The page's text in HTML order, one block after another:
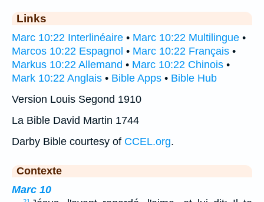
Links
Marc 10:22 Interlinéaire • Marc 10:22 Multilingue •
Marcos 10:22 Espagnol • Marc 10:22 Français •
Markus 10:22 Allemand • Marc 10:22 Chinois •
Mark 10:22 Anglais • Bible Apps • Bible Hub
Version Louis Segond 1910
La Bible David Martin 1744
Darby Bible courtesy of CCEL.org.
Contexte
Marc 10